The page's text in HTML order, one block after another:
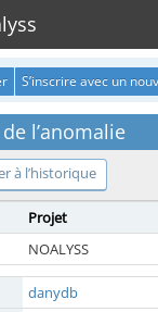
S’inscrire avec un
l’anomalie
à l’historique
Projet
NOALYSS
danydb